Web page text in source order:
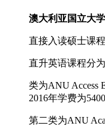
澳大利亚国立大
直接入读硕士课
直升英语课程分
类为ANU Access
2016年学费为
第二类为ANU